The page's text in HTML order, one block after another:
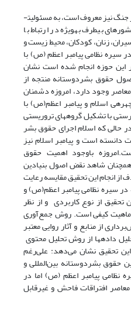
حقوق بشردوستانه که به حقوق در جنگ نیز معروف است، به مسئولیت­
بی­طرف به­ویژه در ارتباط با
زنان، کودکان، محیط زیست و
سیره نظامی پیامبر اعظم (ص) با
این حوزه انجام شده است نشان
حقوق بشردوستانه منتجه از
وجود دارد، امروزه دشمنان
اسلام و پیامبر اعظم(ص) با
با تشکیل گروه­های تروریستی
حالی که اسلام اجرای حقوق بشر
دانسته است و پیامبر اسلام نیز
باوجود اهمیت حقوق
شاهد نقض اصول بنیادین
انجام این تحقیق مقایسه رعایت
سیره نظامی پیامبر اعظم(ص) و
می‌باشد، این تحقیق از نوع کاربردی و از نظر
ماهیت کیفی است. روش جمع‌آوری
از منابع و آثار روایی معتبر
داده­ها از روش تحلیل محتوی
تحقیق نشان می‌دهد: علی‌رغم
حقوق بشردوستانه بین‌المللی و
نظامی پیامبر اعظم (ص) اما در
افتراقات فاحش ­و غیر­­قابل